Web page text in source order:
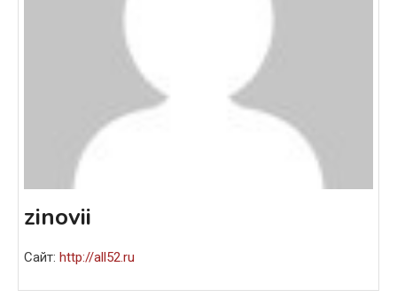
zinovii
Сайт: http://all52.ru